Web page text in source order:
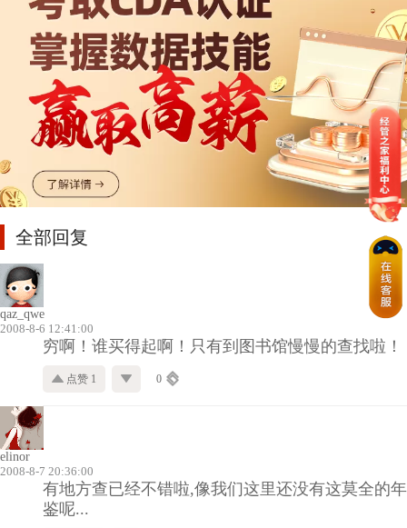
全部回复
qaz_qwe
2008-8-6 12:41:00
穷啊！谁买得起啊！只有到图书馆慢慢的查找啦！
点赞 1 0
elinor
2008-8-7 20:36:00
有地方查已经不错啦,像我们这里还没有这莫全的年
鉴呢...